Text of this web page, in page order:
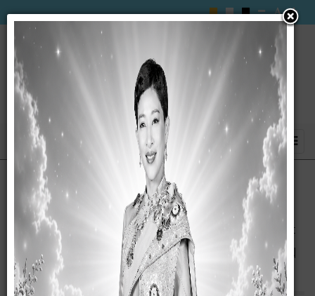
ประกาศองค์การบริหารส่วนตำบลซับสมบูรณ์
มาตรการมาตรการเสริมสร้างขวัญกำลังใจเเละ
ลงโทษพนักงานส่วนตำบล ลูกจ้างเเละพนักงาน
จ้าง